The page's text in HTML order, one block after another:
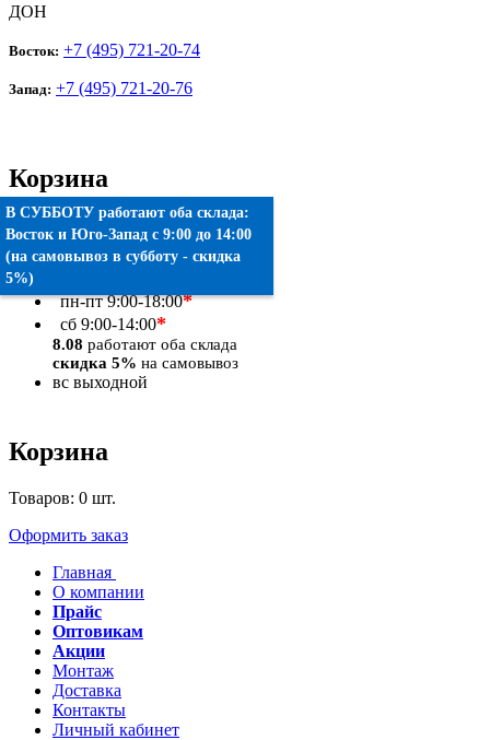
ДОН
Восток: +7 (495) 721-20-74
Запад: +7 (495) 721-20-76
Корзина
Товаров:0 шт.
Оформить заказ
пн-пт9:00-18:00*
сб 9:00-14:00*
8.08 работают оба склада
скидка 5% на самовывоз
вс выходной
Корзина
Товаров: 0 шт.
Оформить заказ
Главная
О компании
Прайс
Оптовикам
Акции
Монтаж
Доставка
Контакты
Личный кабинет
В СУББОТУ работают оба склада:
Восток и Юго-Запад c 9:00 до 14:00
(на самовывоз в субботу - скидка
5%)